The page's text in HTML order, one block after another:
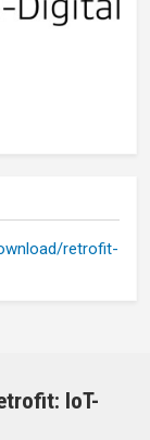
retrofit-
IoT-